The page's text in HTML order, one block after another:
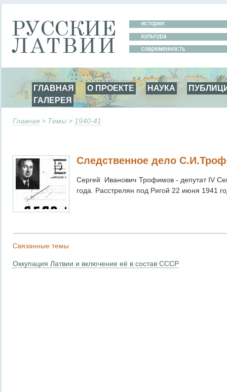
ГЛАВНАЯ О ПРОЕКТЕ НАУКА
ГАЛЕРЕЯ
Главная > Темы > 1940-41
Следственное дело
Сергей Иванович Трофимов - депутат IV
года. Расстрелян под Ригой 22 июня 1941
Связанные темы
Оккупация Латвии и включение её в состав СССР